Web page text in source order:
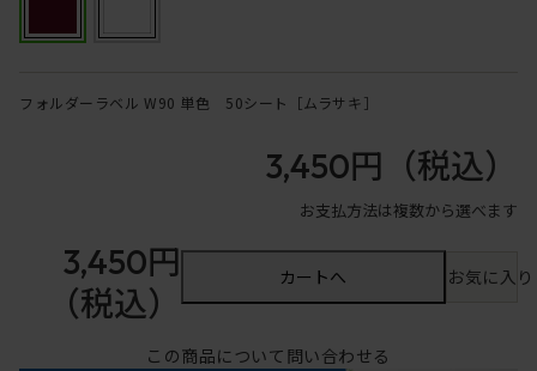
フォルダーラベル W90 単色 50シート［ムラサキ］
3,450円 （税込）
お支払方法は複数から選べます
3,450円
（税込）
カートへ お気に入
この商品について問い合わせる